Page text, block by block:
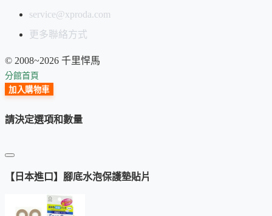
service@xproda.com
更多聯絡方式
© 2008~2026 千里悍馬
分館首頁
加入購物車
請決定選項和數量
【日本進口】腳底水泡保護墊貼片